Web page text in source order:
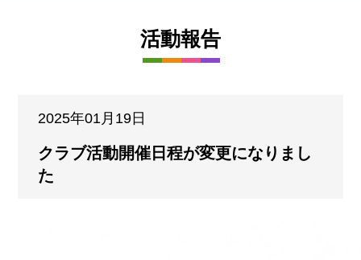
活動報告
2025年01月19日
クラブ活動開催日程が変更になりまし
た